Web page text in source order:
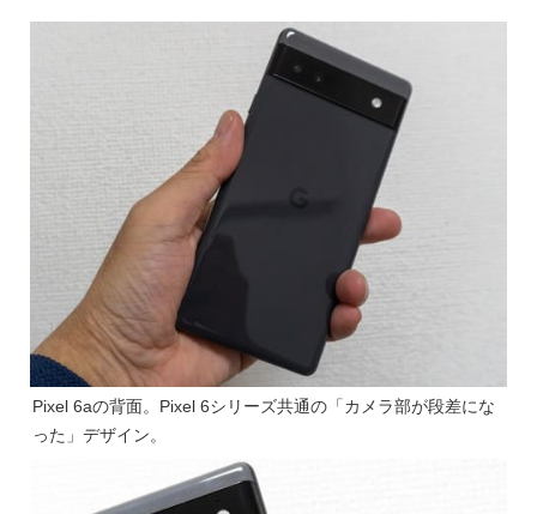
Pixel 6aの背面。Pixel 6シリーズ共通の「カメラ部が段差にな
った」デザイン。